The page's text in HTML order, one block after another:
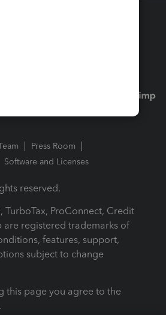
Press Room
Software and Licenses
reserved.
TurboTax, ProConnect, Credit
are registered trademarks of
features, support,
subject to change
this page you agree to the